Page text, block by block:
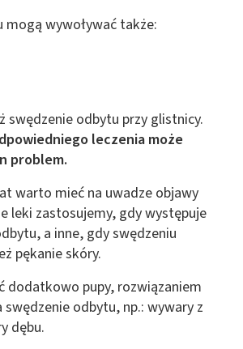
mogą wywoływać także:
swędzenie odbytu przy glistnicy.
leczenia może
problem.
warto mieć na uwadze objawy
leki zastosujemy, gdy występuje
a inne, gdy swędzeniu
pękanie skóry.
dodatkowo pupy, rozwiązaniem
swędzenie odbytu, np.: wywary z
dębu.